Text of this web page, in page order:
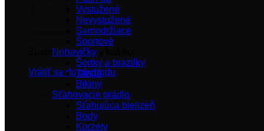
Žiadne produkty v košíku.
Vrátiť sa do obchodu
Vystužené
Nevystužené
Samodržiace
Športové
Nohavičky
Šortky a brazilky
Tangá
Bikiny
Sťahovacie prádlo
Sťahujúca bielizeň
Body
Korzety